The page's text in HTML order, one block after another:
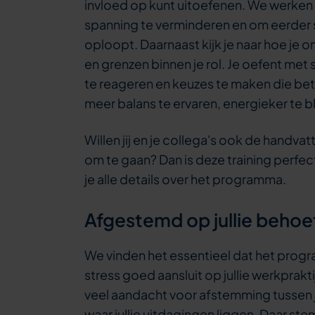
invloed op kunt uitoefenen. We
spanning te verminderen en om
oploopt. Daarnaast kijk je naar hoe je
en grenzen binnen je rol. Je oefent
te reageren en keuzes te maken die
meer balans te ervaren, energieker te
Willen jij en je collega's ook de
om te gaan? Dan is deze training
je alle details over het programma.
Afgestemd op jullie
We vinden het essentieel dat het
stress goed aansluit op jullie
veel aandacht voor afstemming